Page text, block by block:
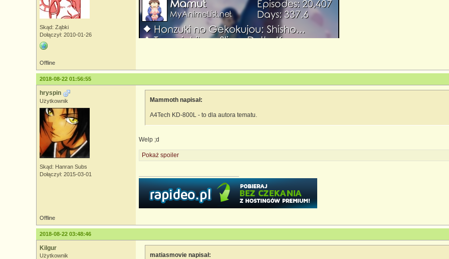
Skąd: Ząbki
Dołączył: 2010-01-26
Offline
2018-08-22 01:56:55
hryspin
Użytkownik
Skąd: Hanran Subs
Dołączył: 2015-03-01
Mammoth napisał:
A4Tech KD-800L - to dla autora tematu.
Welp ;d
Pokaż spoiler
Offline
2018-08-22 03:48:46
Kilgur
Użytkownik matiasmovie napisał: